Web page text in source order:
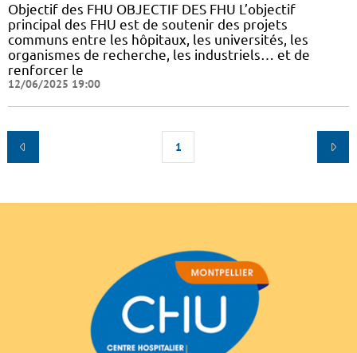
Objectif des FHU OBJECTIF DES FHU L’objectif
principal des FHU est de soutenir des projets
communs entre les hôpitaux, les universités, les
organismes de recherche, les industriels… et de
renforcer le
12/06/2025 19:00
1